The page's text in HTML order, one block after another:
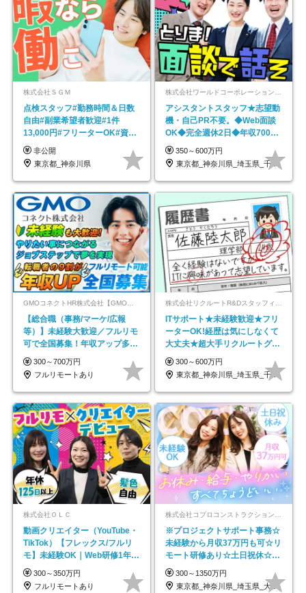
株式会社ＳＧＭ
点検スタッフ#勤務時間＆日数
自由#副業希望者歓迎#1件
13,000円#フリーターOK#資格
スキル不要
非公開
東京都_神奈川県
アシスタントスタッフ★志望動
機・自己PR不要。◆Web面談
OK◆完全週休2日◆年収700万
円可/p13
350～600万円
東京都_神奈川県_埼玉県_千葉県_大阪府…
GMOコネクトHR株式会社【GMOインターネットグループ】
【総合職（事務/マーケ/広報
等）】未経験大歓迎／フルリモ
可で全国募集！年収アップ多数
★年休最大130日★
300～700万円
フルリモートあり
ITサポート★未経験歓迎★フリ
ーターOK!経歴は気にしなくて
大丈夫★超大手リクルートグル
ープの正社員/sg
300～600万円
東京都_神奈川県_埼玉県_千葉県_大阪府…
株式会社ＯＬＣ
動画クリエイター（YouTube・
TikTok）【フレックス/フルリ
モ】未経験OK｜Web研修1年間
｜副業OK
300～350万円
フルリモートあり
※プロジェクトサポート事務☆
未経験から月収37万円も可☆リ
モート研修あり☆土日祝休☆20
代～30代活躍/b
300～1350万円
東京都_神奈川県_埼玉県_大阪府_愛知県…